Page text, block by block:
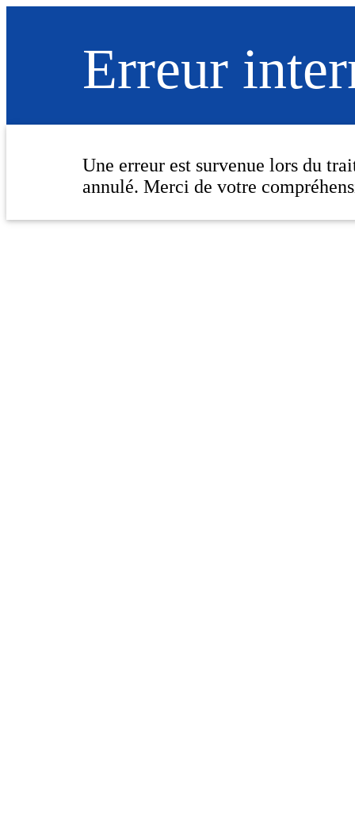
Erreur
Une erreur est survenue lors du
annulé. Merci de votre